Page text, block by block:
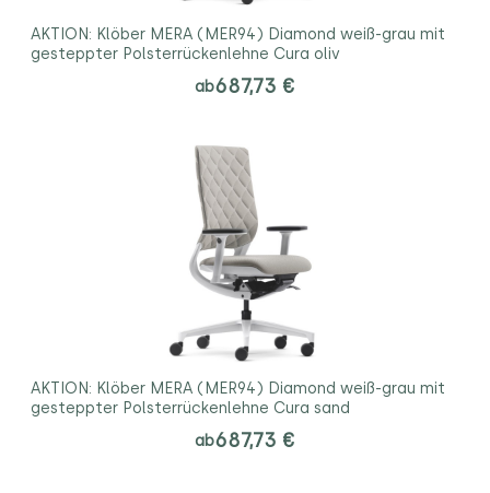
AKTION: Klöber MERA (MER94) Diamond weiß-grau mit
gesteppter Polsterrückenlehne Cura oliv
ab687,73 €
AKTION: Klöber MERA (MER94) Diamond weiß-grau mit
gesteppter Polsterrückenlehne Cura sand
ab687,73 €